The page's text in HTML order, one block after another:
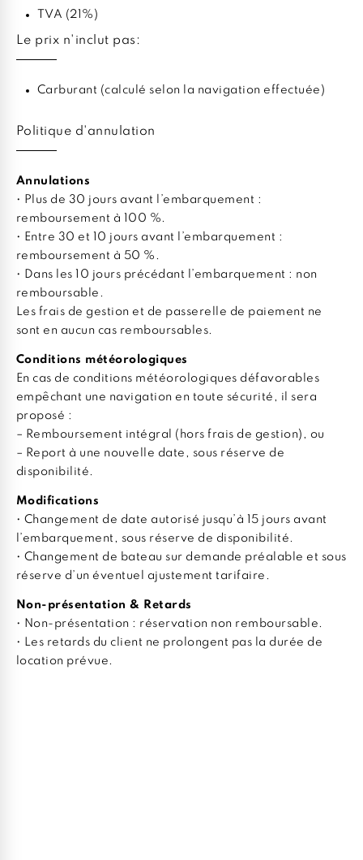
TVA (21%)
Le prix n'inclut pas:
Carburant (calculé selon la navigation effectuée)
Politique d'annulation
Annulations
• Plus de 30 jours avant l’embarquement :
remboursement à 100 %.
• Entre 30 et 10 jours avant l’embarquement :
remboursement à 50 %.
• Dans les 10 jours précédant l’embarquement : non
remboursable.
Les frais de gestion et de passerelle de paiement ne
sont en aucun cas remboursables.
Conditions météorologiques
En cas de conditions météorologiques défavorables
empêchant une navigation en toute sécurité, il sera
proposé :
– Remboursement intégral (hors frais de gestion), ou
– Report à une nouvelle date, sous réserve de
disponibilité.
Modifications
• Changement de date autorisé jusqu’à 15 jours avant
l’embarquement, sous réserve de disponibilité.
• Changement de bateau sur demande préalable et sous
réserve d’un éventuel ajustement tarifaire.
Non-présentation & Retards
• Non-présentation : réservation non remboursable.
• Les retards du client ne prolongent pas la durée de
location prévue.